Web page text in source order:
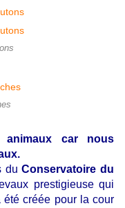
car nous
duConservatoire du
prestigieuse qui
créée pour la cour